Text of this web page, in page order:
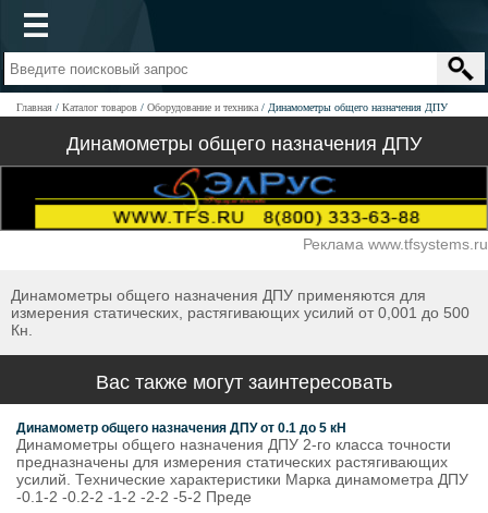
Главная Каталог товаров Оборудование и техника Динамометры общего назначения ДПУ
Динамометры общего назначения ДПУ
Реклама www.tfsystems.ru
Динамометры общего назначения ДПУ применяются для
измерения статических, растягивающих усилий от 0,001 до 500
Кн.
Вас также могут заинтересовать
Динамометр общего назначения ДПУ от 0.1 до 5 кН
Динамометры общего назначения ДПУ 2-го класса точности
предназначены для измерения статических растягивающих
усилий. Технические характеристики Марка динамометра ДПУ
-0.1-2 -0.2-2 -1-2 -2-2 -5-2 Преде